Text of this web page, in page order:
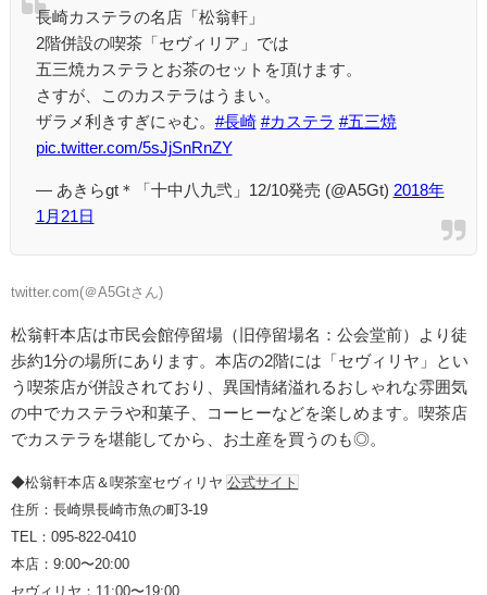
長崎カステラの名店「松翁軒」
2階併設の喫茶「セヴィリア」では
五三焼カステラとお茶のセットを頂けます。
さすが、このカステラはうまい。
ザラメ利きすぎにゃむ。 #長崎 #カステラ #五三焼
pic.twitter.com/5sJjSnRnZY
— あきらgt＊「十中八九弐」12/10発売 (@A5Gt) 2018年
1月21日
twitter.com(＠A5Gtさん)
松翁軒本店は市民会館停留場（旧停留場名：公会堂前）より徒
歩約1分の場所にあります。本店の2階には「セヴィリヤ」とい
う喫茶店が併設されており、異国情緒溢れるおしゃれな雰囲気
の中でカステラや和菓子、コーヒーなどを楽しめます。喫茶店
でカステラを堪能してから、お土産を買うのも◎。
◆松翁軒本店＆喫茶室セヴィリヤ 公式サイト
住所：長崎県長崎市魚の町3-19
TEL：095-822-0410
本店：9:00〜20:00
セヴィリヤ：11:00〜19:00